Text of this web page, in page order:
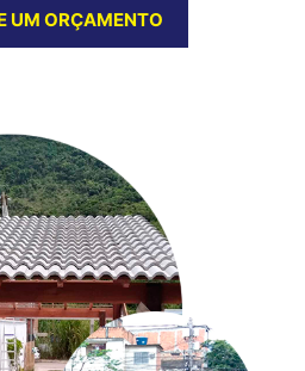
UM ORÇAMENTO